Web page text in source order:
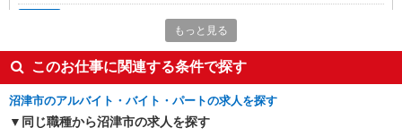
株式会社ブレイブ（マイナビグループ）/MD22
介護スタッフ ◆デイサービス、サービス付き
高齢者向け住宅、グループホームなど様々な勤
未経験：時給1400〜1600円（資格・経験によ
る） 経験者：時給1600〜1800円（資格・経験によ
る） ◎月収例 時給1800円×1日8時間×22日（週5
もっと見る
このお仕事に関連する条件で探す
沼津市のアルバイト・バイト・パートの求人を探す
同じ職種から沼津市の求人を探す